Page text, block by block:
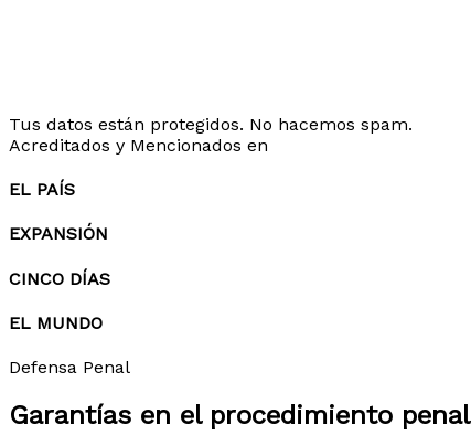
Tus datos están protegidos. No hacemos spam.
Acreditados y Mencionados en
EL PAÍS
EXPANSIÓN
CINCO DÍAS
EL MUNDO
Defensa Penal
Garantías en el procedimiento penal